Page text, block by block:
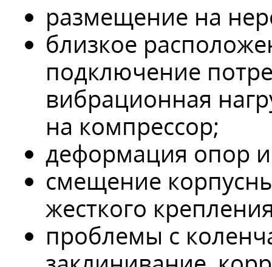
размещение на
близкое
подключение
вибрационная
на компрессор;
деформация опор
смещение
жесткого
проблемы с